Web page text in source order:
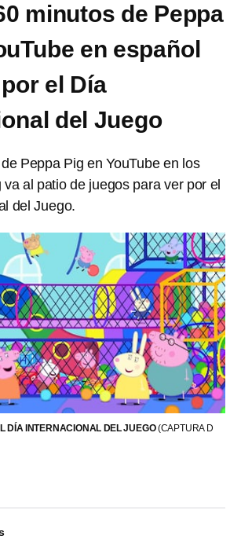
minutos de Peppa
en español
el Día
del Juego
Peppa Pig en YouTube en los
al patio de juegos para ver por el
del Juego.
DÍA INTERNACIONAL DEL JUEGO(CAPTURA D